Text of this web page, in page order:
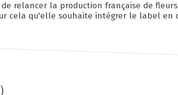
relancer la production française de
cela qu'elle souhaite intégrer le label en